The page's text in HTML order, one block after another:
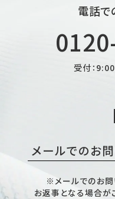
電話で
受付：
メールでのお
※メールでのお
お返事となる場合が